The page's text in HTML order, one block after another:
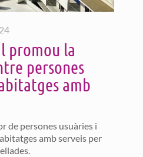
promou la
persones
amb
de persones usuàries i
amb serveis per